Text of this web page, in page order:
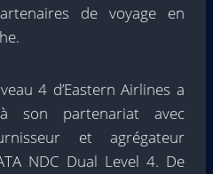
de voyage en
4 d’Eastern Airlines a
son partenariat avec
et agrégateur
NDC Dual Level 4. De